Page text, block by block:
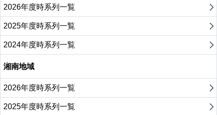
2026年度時系列一覧
2025年度時系列一覧
2024年度時系列一覧
湘南地域
2026年度時系列一覧
2025年度時系列一覧